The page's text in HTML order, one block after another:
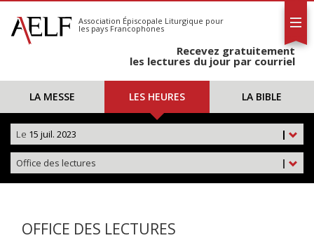
S'abonner
Calendrier
Association Épiscopale Liturgique pour
les pays Francophones
Recevez gratuitement
les lectures du jour par courriel
LA MESSE LES HEURES LA BIBLE
|
Le 15 juil. 2023
|
Office des lectures
OFFICE DES LECTURES